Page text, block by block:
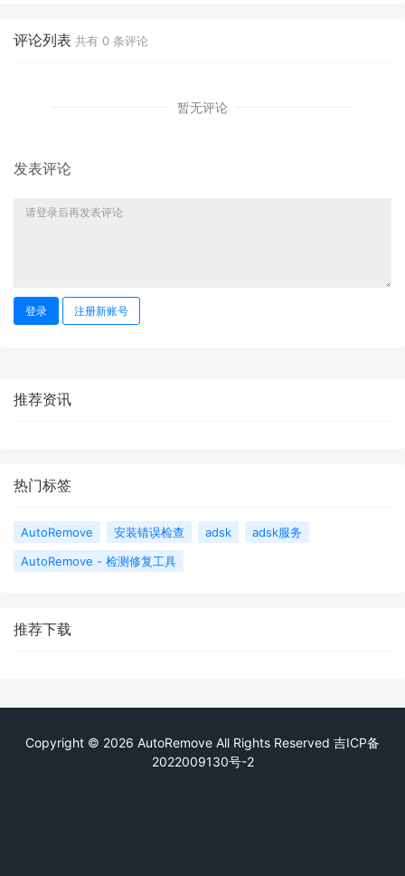
评论列表 共有 0 条评论
暂无评论
发表评论
登录 注册新账号
推荐资讯
热门标签
AutoRemove 安装错误检查 adsk
adsk服务
AutoRemove - 检测修复工具
推荐下载
Copyright © 2026 AutoRemove All Rights Reserved 吉ICP备
2022009130号-2